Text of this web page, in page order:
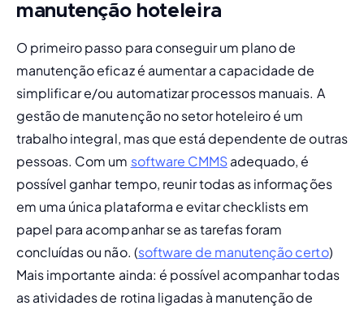
manutenção hoteleira
O primeiro passo para conseguir um plano de
manutenção eficaz é aumentar a capacidade de
simplificar e/ou automatizar processos manuais. A
gestão de manutenção no setor hoteleiro é um
trabalho integral, mas que está dependente de outras
pessoas. Com um software CMMS adequado, é
possível ganhar tempo, reunir todas as informações
em uma única plataforma e evitar checklists em
papel para acompanhar se as tarefas foram
concluídas ou não. (software de manutenção certo
Mais importante ainda: é possível acompanhar todas
as atividades de rotina ligadas à manutenção de